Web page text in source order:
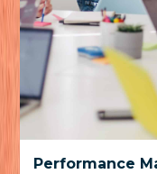
Performance